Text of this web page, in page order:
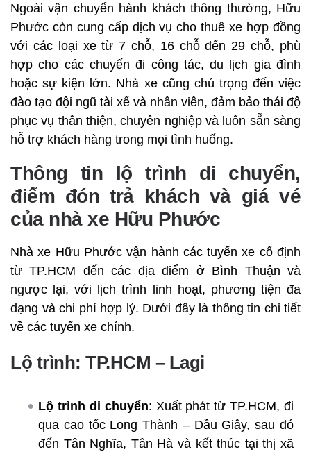
Ngoài vận chuyển hành khách thông thường, Hữu
Phước còn cung cấp dịch vụ cho thuê xe hợp đồng
với các loại xe từ 7 chỗ, 16 chỗ đến 29 chỗ, phù
hợp cho các chuyến đi công tác, du lịch gia đình
hoặc sự kiện lớn. Nhà xe cũng chú trọng đến việc
đào tạo đội ngũ tài xế và nhân viên, đảm bảo thái độ
phục vụ thân thiện, chuyên nghiệp và luôn sẵn sàng
hỗ trợ khách hàng trong mọi tình huống.
Thông tin lộ trình di chuyển,
điểm đón trả khách và giá vé
của nhà xe Hữu Phước
Nhà xe Hữu Phước vận hành các tuyến xe cố định
từ TP.HCM đến các địa điểm ở Bình Thuận và
ngược lại, với lịch trình linh hoạt, phương tiện đa
dạng và chi phí hợp lý. Dưới đây là thông tin chi tiết
về các tuyến xe chính.
Lộ trình: TP.HCM – Lagi
Lộ trình di chuyển: Xuất phát từ TP.HCM, đi
qua cao tốc Long Thành – Dầu Giây, sau đó
đến Tân Nghĩa, Tân Hà và kết thúc tại thị xã